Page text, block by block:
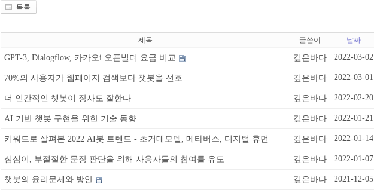
목록
제목 글쓴이 날짜
GPT-3, Dialogflow, 카카오i 오픈빌더 요금 비교 깊은바다 2022-03-02
70%의 사용자가 웹페이지 검색보다 챗봇을 선호 깊은바다 2022-03-01
더 인간적인 챗봇이 장사도 잘한다 깊은바다 2022-02-20
AI 기반 챗봇 구현을 위한 기술 동향 깊은바다 2022-01-21
키워드로 살펴본 2022 AI봇 트렌드 - 초거대모델, 메타버스, 디지털 휴먼 깊은바다 2022-01-14
심심이, 부절절한 문장 판단을 위해 사용자들의 참여를 유도 깊은바다 2022-01-07
챗봇의 윤리문제와 방안 깊은바다 2021-12-05